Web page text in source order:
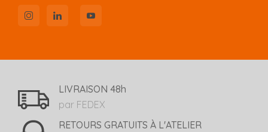
LIVRAISON 48h
par FEDEX
RETOURS GRATUITS À L'ATELIER